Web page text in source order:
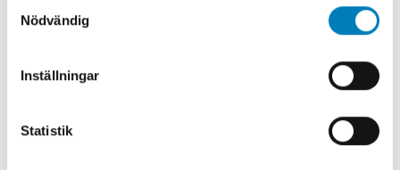
Nödvändig
Inställningar
Statistik
Den filippinska regeringen har lanserat ett
More (BBM), som innebär möjligheter för
byggkonstruktion, grön energi och hållbara